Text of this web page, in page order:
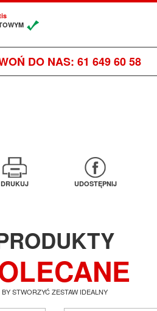
DO NAS: 61 649 60 58
DRUKUJ UDOSTĘPNIJ
BY STWORZYĆ ZESTAW IDEALNY